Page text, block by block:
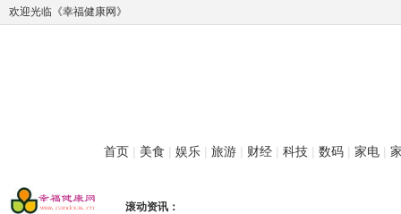
欢迎光临《幸福健康网》
首页 | 美食 | 娱乐 | 旅游 | 财经 | 科技 | 数码 | 家电 |
滚动资讯：